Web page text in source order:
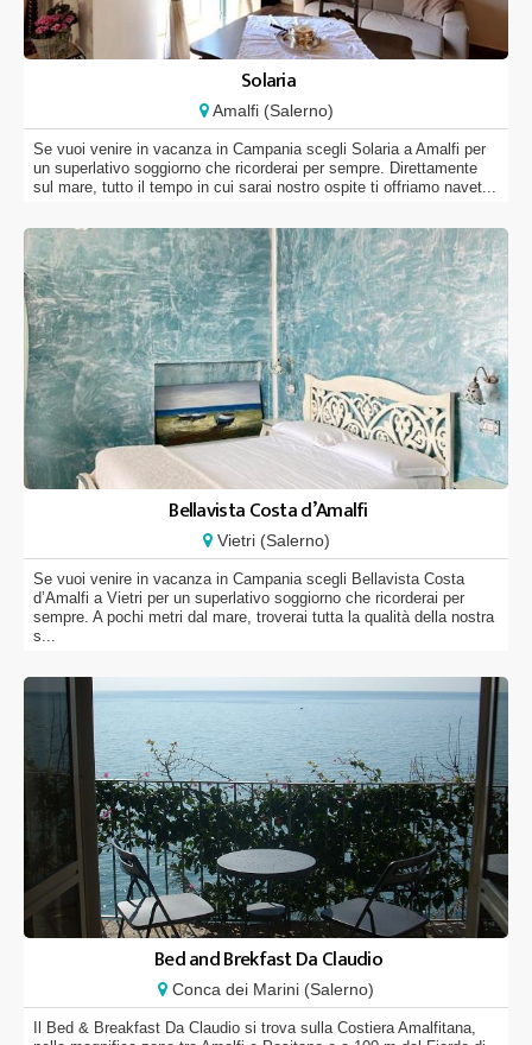
Solaria
Amalfi (Salerno)
Se vuoi venire in vacanza in Campania scegli Solaria a Amalfi per
un superlativo soggiorno che ricorderai per sempre. Direttamente
sul mare, tutto il tempo in cui sarai nostro ospite ti offriamo navet...
Bellavista Costa d’Amalfi
Vietri (Salerno)
Se vuoi venire in vacanza in Campania scegli Bellavista Costa
d’Amalfi a Vietri per un superlativo soggiorno che ricorderai per
sempre. A pochi metri dal mare, troverai tutta la qualità della nostra
s...
Bed and Brekfast Da Claudio
Conca dei Marini (Salerno)
Il Bed & Breakfast Da Claudio si trova sulla Costiera Amalfitana,